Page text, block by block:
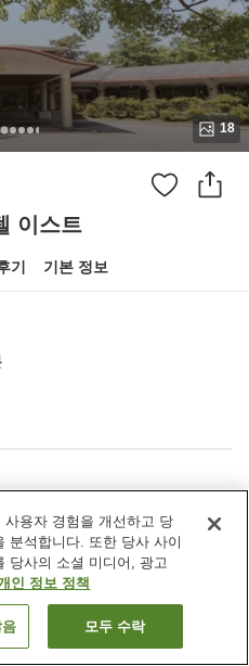
18
이스트
기 기본 정보
스파 / 미용실
라운지
마치
보기
용자 경험을 개선하고 당
분석합니다. 또한 당사 사이
당사의 소셜 미디어, 광고
인 정보 정책
모두 수락